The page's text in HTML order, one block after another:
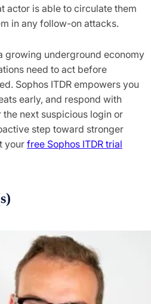
actor is able to circulate them
in any follow-on attacks.
growing underground economy
need to act before
Sophos ITDR empowers you
early, and respond with
next suspicious login or
step toward stronger
your free Sophos ITDR trial